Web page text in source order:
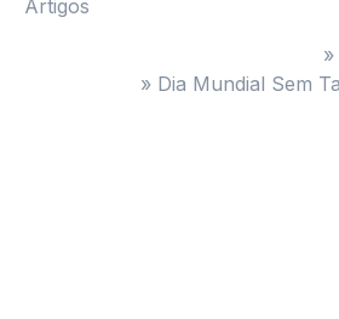
Artigos
»
» Dia Mundial Sem